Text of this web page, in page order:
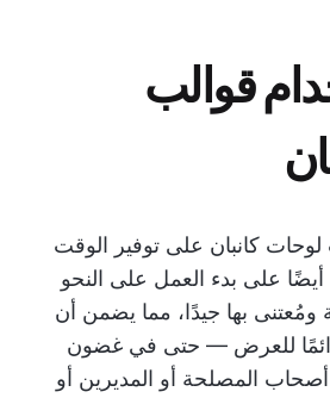
قوالب
لوحات كانبان على توفير الوقت
على بدء العمل على النحو
ومُعتنى بها جيدًا، مما يضمن أن
للعرض — حتى في غضون
المصلحة أو المديرين أو